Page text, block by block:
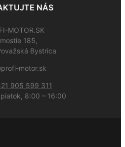
NÁS
MOTOR.SK
185,
Bystrica
motor.sk
905 599 311
8:00 – 16:00